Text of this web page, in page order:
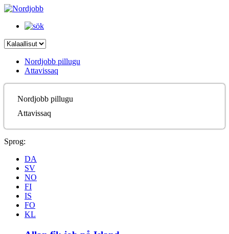
Nordjobb pillugu
Attavissaq
Nordjobb pillugu
Attavissaq
Sprog:
DA
SV
NO
FI
IS
FO
KL